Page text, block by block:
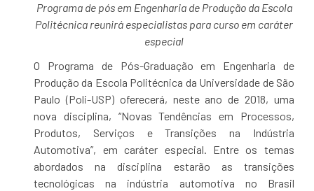
Programa de pós em Engenharia de Produção da Escola
Politécnica reunirá especialistas para curso em caráter
especial
O Programa de Pós-Graduação em Engenharia de
Produção da Escola Politécnica da Universidade de São
Paulo (Poli-USP) oferecerá, neste ano de 2018, uma
nova disciplina, “Novas Tendências em Processos,
Produtos, Serviços e Transições na Indústria
Automotiva”, em caráter especial. Entre os temas
abordados na disciplina estarão as transições
tecnológicas na indústria automotiva no Brasil